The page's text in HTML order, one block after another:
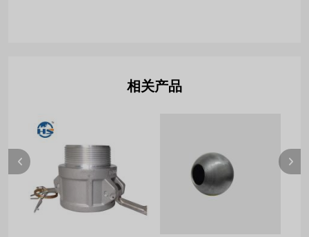
相关产品